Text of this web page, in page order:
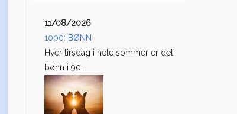
11/08/2026
1000: BØNN
Hver tirsdag i hele sommer er det
bønn i 90...